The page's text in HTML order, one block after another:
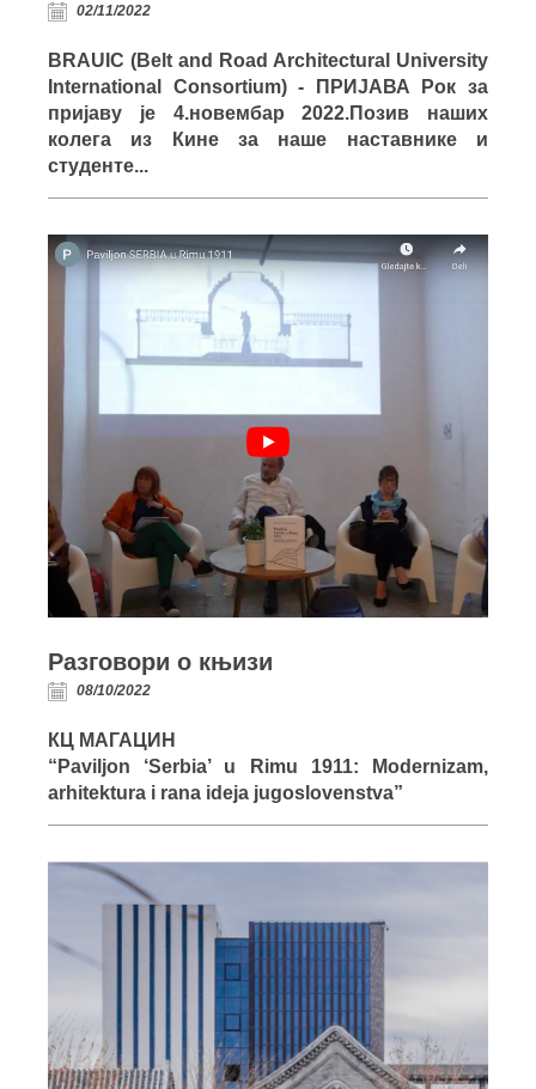
02/11/2022
BRAUIC (Belt and Road Architectural University
International Consortium) - ПРИЈАВА Рок за
пријаву је 4.новембар 2022.Позив наших
колега из Кине за наше наставнике и
студенте...
Разговори о књизи
08/10/2022
КЦ МАГАЦИН
“Paviljon ‘Serbia’ u Rimu 1911: Modernizam,
arhitektura i rana ideja jugoslovenstva”